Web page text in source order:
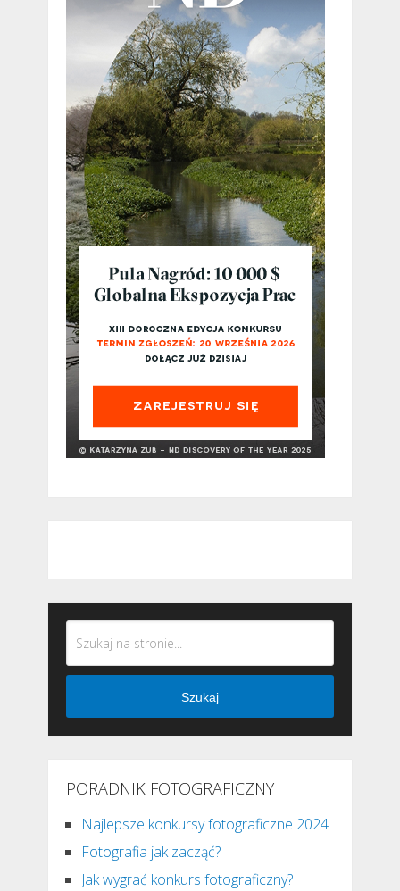
Szukaj
PORADNIK FOTOGRAFICZNY
Najlepsze konkursy fotograficzne 2024
Fotografia jak zacząć?
Jak wygrać konkurs fotograficzny?